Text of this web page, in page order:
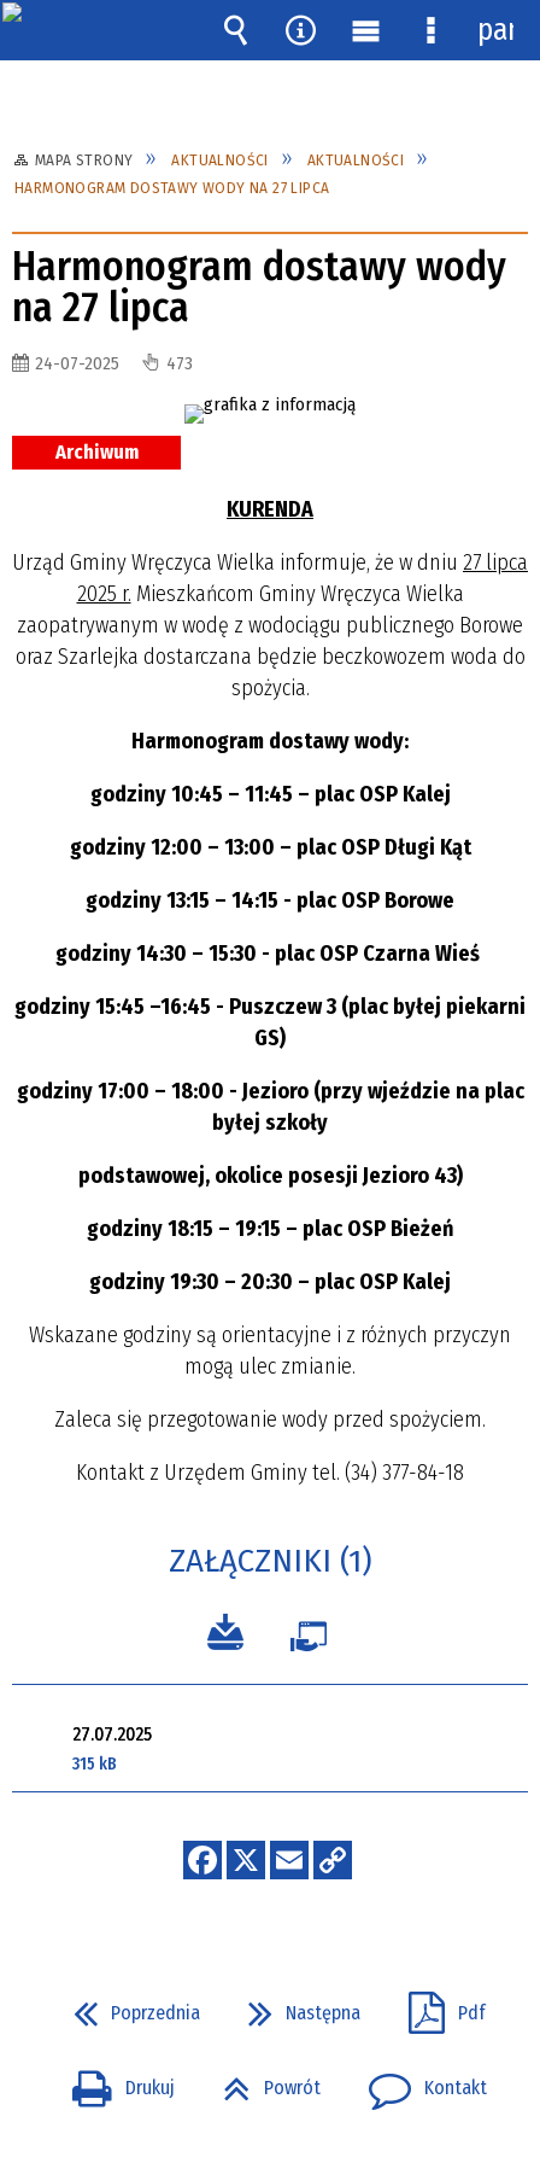
MAPA STRONY AKTUALNOŚCI
AKTUALNOŚCI
HARMONOGRAM DOSTAWY WODY NA 27 LIPCA
Harmonogram dostawy wody
na 27 lipca
24-07-2025 473
Archiwum
KURENDA
Urząd Gminy Wręczyca Wielka informuje, że w dniu 27 lipca
2025 r. Mieszkańcom Gminy Wręczyca Wielka
zaopatrywanym w wodę z wodociągu publicznego Borowe
oraz Szarlejka dostarczana będzie beczkowozem woda do
spożycia.
Harmonogram dostawy wody:
godziny 10:45 – 11:45 – plac OSP Kalej
godziny 12:00 – 13:00 – plac OSP Długi Kąt
godziny 13:15 – 14:15 - plac OSP Borowe
godziny 14:30 – 15:30 - plac OSP Czarna Wieś
godziny 15:45 –16:45 - Puszczew 3 (plac byłej piekarni
GS)
godziny 17:00 – 18:00 - Jezioro (przy wjeździe na plac
byłej szkoły
podstawowej, okolice posesji Jezioro 43)
godziny 18:15 – 19:15 – plac OSP Bieżeń
godziny 19:30 – 20:30 – plac OSP Kalej
Wskazane godziny są orientacyjne i z różnych przyczyn
mogą ulec zmianie.
Zaleca się przegotowanie wody przed spożyciem.
Kontakt z Urzędem Gminy tel. (34) 377-84-18
ZAŁĄCZNIKI (1)
27.07.2025
315 kB
Poprzednia Następna Pdf
Drukuj Powrót Kontakt
Wyszukiwarka
Narzędzia
MenuMenu